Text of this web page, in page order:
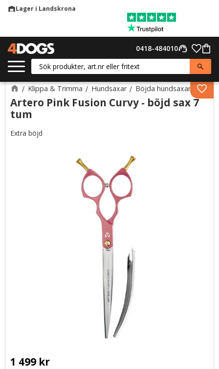
warehouseLager i Landskrona
support_agent
0418-484010
Klippa & Trimma Hundsaxar Böjda hundsaxar
Artero Pink Fusion Curvy - böjd sax 7
tum
Extra böjd
1 499kr